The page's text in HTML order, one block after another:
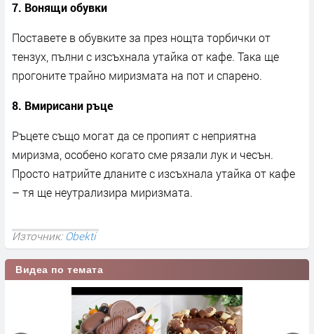
7. Вонящи обувки
Поставете в обувките за през нощта торбички от
тензух, пълни с изсъхнала утайка от кафе. Така ще
прогоните трайно миризмата на пот и спарено.
8. Вмирисани ръце
Ръцете също могат да се пропият с неприятна
миризма, особено когато сме рязали лук и чесън.
Просто натрийте дланите с изсъхнала утайка от кафе
– тя ще неутрализира миризмата.
Източник:Obekti
Видеа по темата